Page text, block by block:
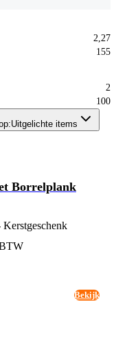
2,27
155
2
100
Uitgelichte items
Borrelplank
Bekijk